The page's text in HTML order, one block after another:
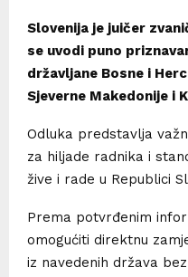
Slovenija je juičer
se uvodi puno
državljane Bosne i
Sjeverne Makedonije i
Odluka predstavlja
za hiljade radnika i
žive i rade u Republici
Prema potvrđenim
omogućiti direktnu
iz navedenih država